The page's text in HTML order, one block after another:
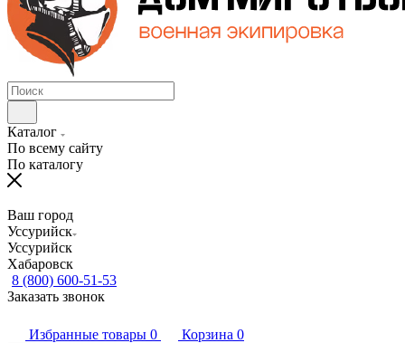
Каталог
По всему сайту
По каталогу
Ваш город
Уссурийск
Уссурийск
Хабаровск
8 (800) 600-51-53
Заказать звонок
Избранные товары 0 Корзина 0